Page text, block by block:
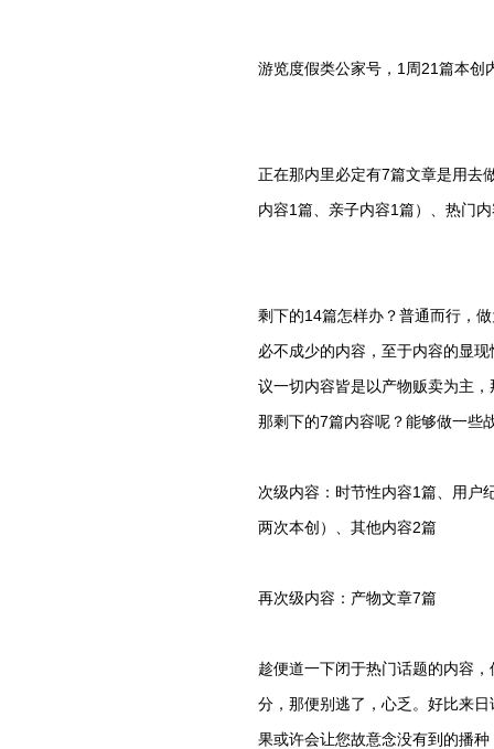
游览度假类公家号，1周21篇本创
正在那内里必定有7篇文章是用去
内容1篇、亲子内容1篇）、热门
剩下的14篇怎样办？普通而行，
必不成少的内容，至于内容的显
议一切内容皆是以产物贩卖为主
那剩下的7篇内容呢？能够做一些
次级内容：时节性内容1篇、用户
两次本创）、其他内容2篇
再次级内容：产物文章7篇
趁便道一下闭于热门话题的内容
分，那便别逃了，心乏。好比来
果或许会让您故意念没有到的播种